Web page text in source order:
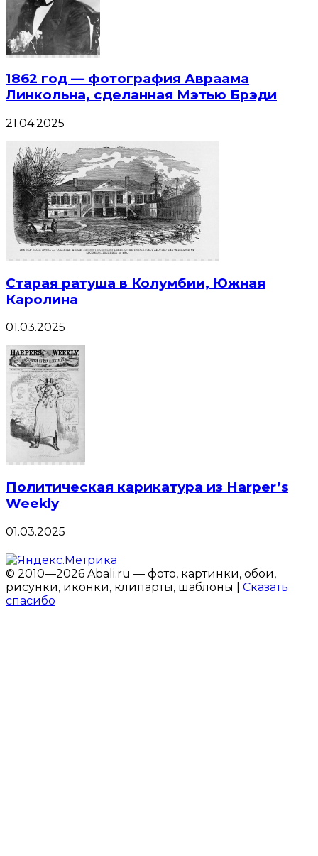
1862 год — фотография Авраама
Линкольна, сделанная Мэтью Брэди
21.04.2025
Старая ратуша в Колумбии, Южная
Каролина
01.03.2025
Политическая карикатура из Harper’s
Weekly
01.03.2025
© 2010—2026 Abali.ru — фото, картинки, обои,
рисунки, иконки, клипарты, шаблоны | Сказать
спасибо